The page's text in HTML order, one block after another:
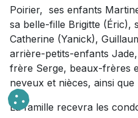
Poirier, ses enfants
sa belle-fille Brigitte (Éric),
Catherine (Yanick),
arrière-petits-enfants
frère Serge, beaux-frères
neveux et nièces, ainsi
La famille recevra les